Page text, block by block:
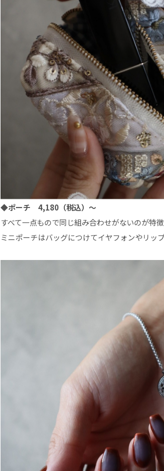
◆ポーチ 4,180（税込）～
すべて一点もので同じ組み合わせがないのが特徴
ミニポーチはバッグにつけてイヤフォンやリッ